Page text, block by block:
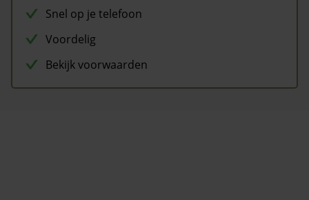
Snel op je telefoon
Voordelig
Bekijk voorwaarden